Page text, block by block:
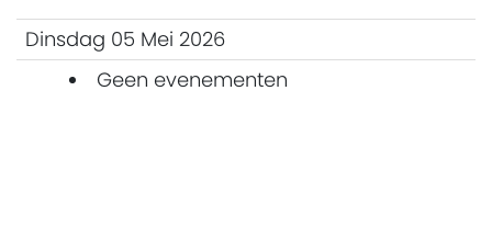
Dinsdag 05 Mei 2026
Geen evenementen